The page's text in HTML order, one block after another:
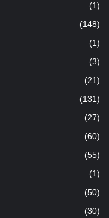
(1)
(148)
(1)
(3)
(21)
(131)
(27)
(60)
(55)
(1)
(50)
(30)